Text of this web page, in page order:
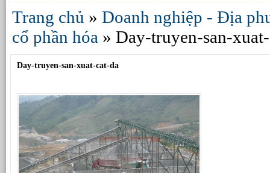
Trang chủ » Doanh nghiệp - Địa
cổ phần hóa » Day-truyen-san-
Day-truyen-san-xuat-cat-da